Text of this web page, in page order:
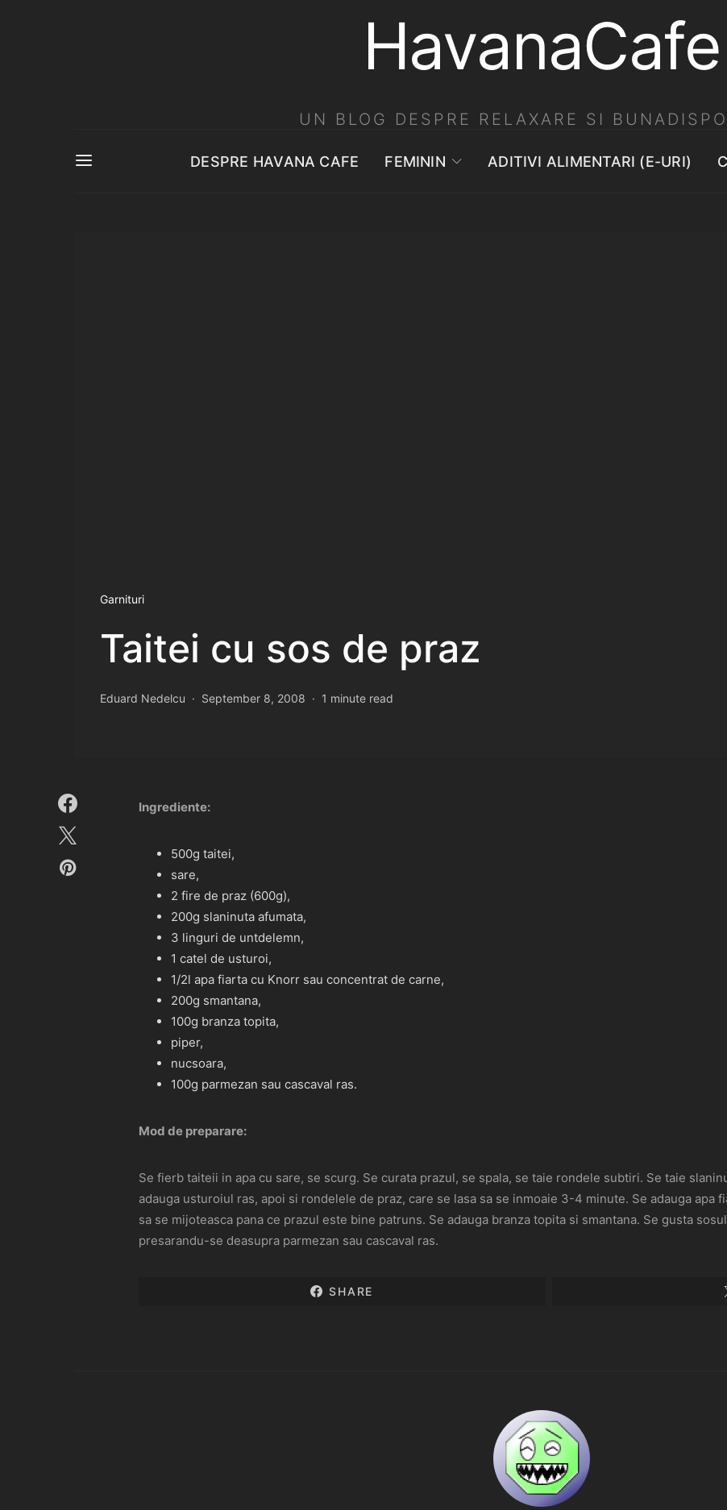
HavanaCafe
UN BLOG DESPRE RELAXARE SI
DESPRE HAVANA CAFE FEMININ ADITIVI ALIMENTARI (E-URI)
Garnituri
Taitei cu sos de praz
Eduard Nedelcu September 8, 2008 1 minute read
Ingrediente:
500g taitei,
sare,
2 fire de praz (600g),
200g slaninuta afumata,
3 linguri de untdelemn,
1 catel de usturoi,
1/2l apa fiarta cu Knorr sau concentrat de carne,
200g smantana,
100g branza topita,
piper,
nucsoara,
100g parmezan sau cascaval ras.
Mod de preparare:
Se fierb taiteii in apa cu sare, se scurg. Se curata prazul, se spala, se taie rondele subtiri. Se taie
adauga usturoiul ras, apoi si rondelele de praz, care se lasa sa se inmoaie 3-4 minute. Se adauga apa
sa se mijoteasca pana ce prazul este bine patruns. Se adauga branza topita si smantana. Se gusta
presarandu-se deasupra parmezan sau cascaval ras.
SHARE